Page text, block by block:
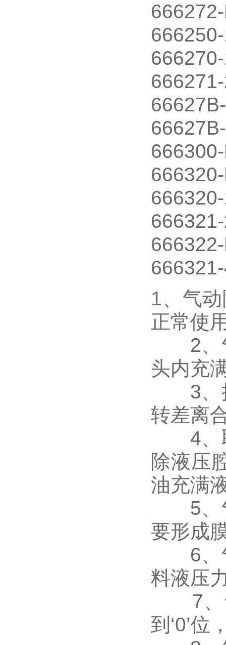
1、气
正常使
2、气
头内充
3、接
转差离
4、取
除液压
油充满
5、气
要形成
6、气
料液压
7、气
到‘0’位